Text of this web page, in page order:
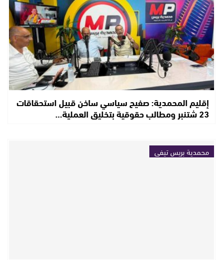
إقليم المحمدية: صفيح سياسي ساخن قبيل استحقاقات
23 شتنبر ومطالب حقوقية بتخليق العملية…
محمدية بريس تيفي